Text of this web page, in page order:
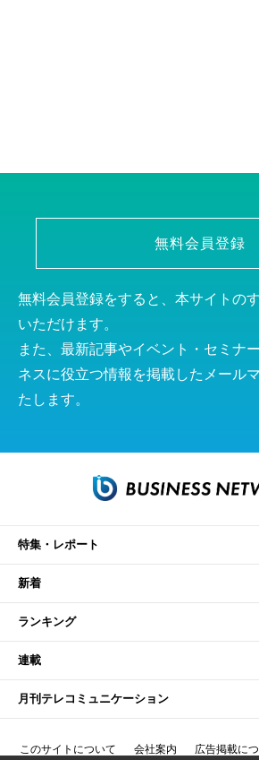
無料会員登録
無料会員登録をすると、本サイトの
いただけます。
また、最新記事やイベント・セミナ
ネスに役立つ情報を掲載したメール
たします。
特集・レポート
新着
ランキング
連載
月刊テレコミュニケーション
このサイトについて 会社案内 広告掲載に